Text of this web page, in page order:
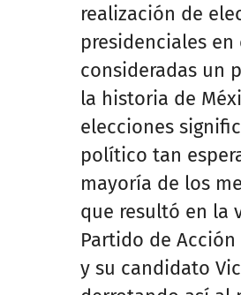
realización de
presidenciales en
consideradas un
la historia de
elecciones
político tan
mayoría de los
que resultó en la
Partido de Acción
y su candidato